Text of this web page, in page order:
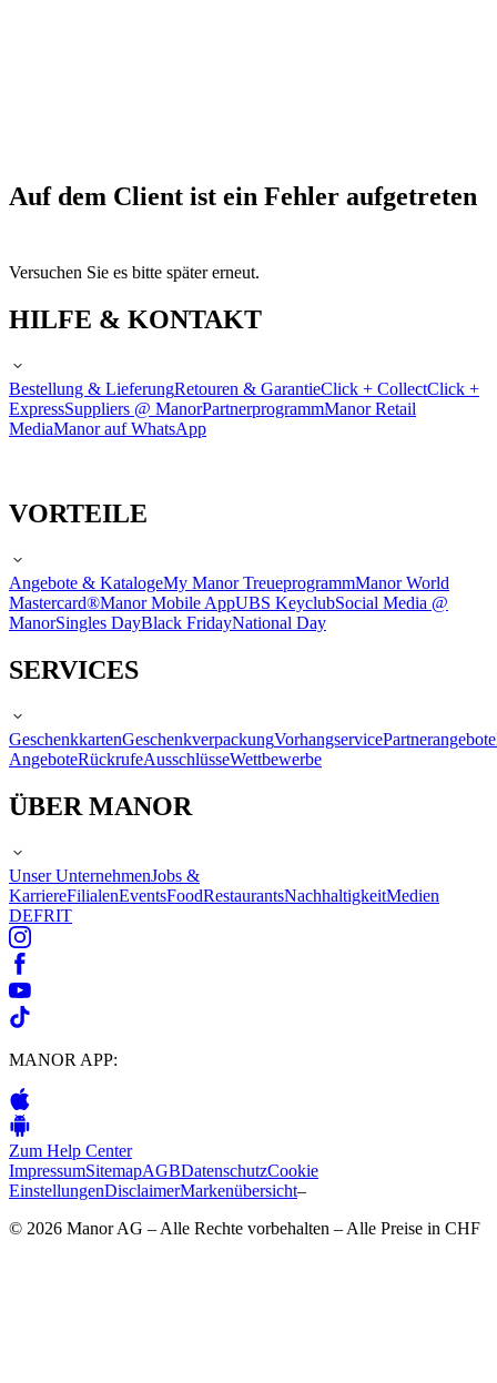
Auf dem Client ist ein Fehler aufgetreten
Versuchen Sie es bitte später erneut.
HILFE & KONTAKT
Bestellung & LieferungRetouren & GarantieClick + CollectClick +
ExpressSuppliers @ ManorPartnerprogrammManor Retail
MediaManor auf WhatsApp
VORTEILE
Angebote & KatalogeMy Manor TreueprogrammManor World
Mastercard®Manor Mobile AppUBS KeyclubSocial Media @
ManorSingles DayBlack FridayNational Day
SERVICES
GeschenkkartenGeschenkverpackungVorhangservicePartnerangebote
AngeboteRückrufeAusschlüsseWettbewerbe
ÜBER MANOR
Unser UnternehmenJobs &
KarriereFilialenEventsFoodRestaurantsNachhaltigkeitMedien
DEFRIT
MANOR APP:
Zum Help Center
ImpressumSitemapAGBDatenschutzCookie
EinstellungenDisclaimerMarkenübersicht–
© 2026 Manor AG – Alle Rechte vorbehalten – Alle Preise in CHF